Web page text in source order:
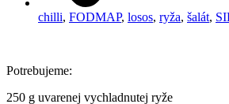
chilli, FODMAP, losos, ryža, šalát,
Potrebujeme:
250 g uvarenej vychladnutej ryže